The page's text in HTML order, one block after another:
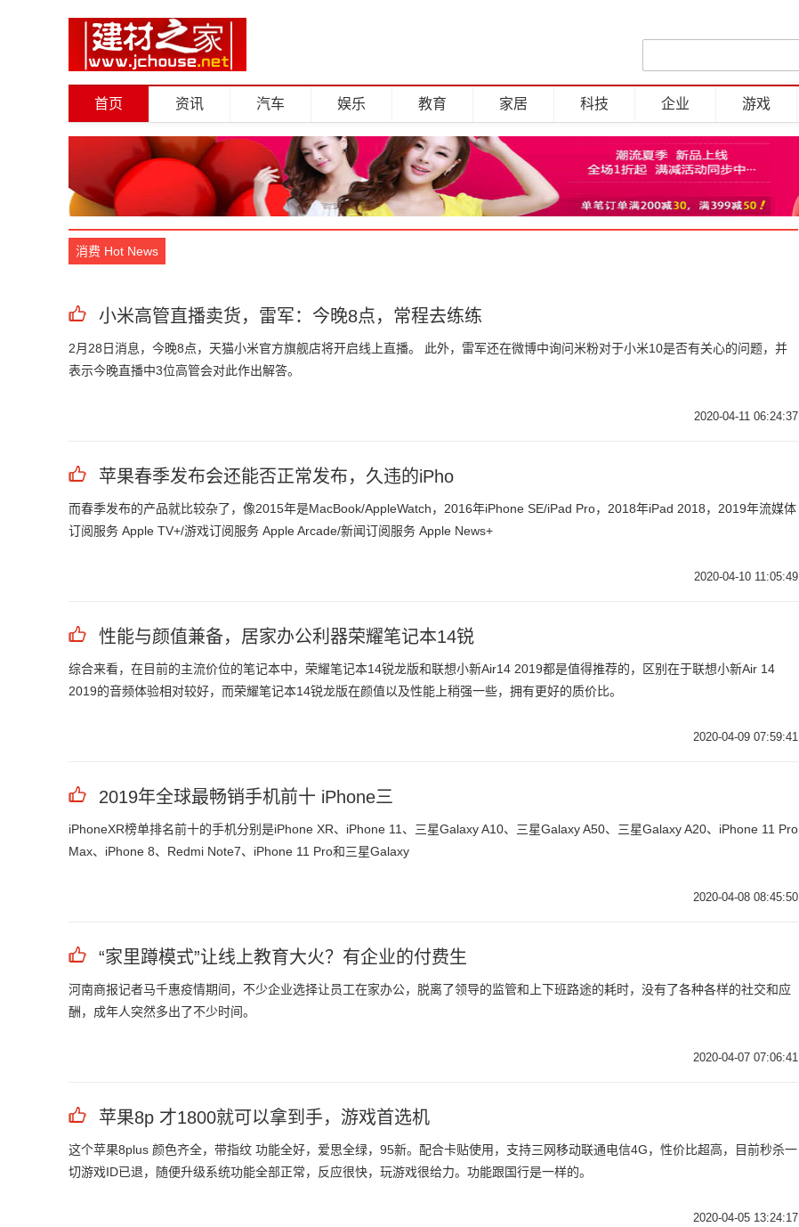
首页 资讯 汽车 娱乐 教育 家居 科技 企业 游戏
消费 Hot News
小米高管直播卖货，雷军：今晚8点，常程去练练
2月28日消息，今晚8点，天猫小米官方旗舰店将开启线上直播。 此外，雷军还在微博中询问米粉对于小米10是否有关心的问题，并
表示今晚直播中3位高管会对此作出解答。
2020-04-11 06:24:37
苹果春季发布会还能否正常发布，久违的iPho
而春季发布的产品就比较杂了，像2015年是MacBook/AppleWatch，2016年iPhone SE/iPad Pro，2018年iPad 2018，2019年流媒体
订阅服务 Apple TV+/游戏订阅服务 Apple Arcade/新闻订阅服务 Apple News+
2020-04-10 11:05:49
性能与颜值兼备，居家办公利器荣耀笔记本14锐
综合来看，在目前的主流价位的笔记本中，荣耀笔记本14锐龙版和联想小新Air14 2019都是值得推荐的，区别在于联想小新Air 14
2019的音频体验相对较好，而荣耀笔记本14锐龙版在颜值以及性能上稍强一些，拥有更好的质价比。
2020-04-09 07:59:41
2019年全球最畅销手机前十 iPhone三
iPhoneXR榜单排名前十的手机分别是iPhone XR、iPhone 11、三星Galaxy A10、三星Galaxy A50、三星Galaxy A20、iPhone 11 Pro
Max、iPhone 8、Redmi Note7、iPhone 11 Pro和三星Galaxy
2020-04-08 08:45:50
“家里蹲模式”让线上教育大火？有企业的付费生
河南商报记者马千惠疫情期间，不少企业选择让员工在家办公，脱离了领导的监管和上下班路途的耗时，没有了各种各样的社交和应
酬，成年人突然多出了不少时间。
2020-04-07 07:06:41
苹果8p 才1800就可以拿到手，游戏首选机
这个苹果8plus 颜色齐全，带指纹 功能全好，爱思全绿，95新。配合卡贴使用，支持三网移动联通电信4G，性价比超高，目前秒杀一
切游戏ID已退，随便升级系统功能全部正常，反应很快，玩游戏很给力。功能跟国行是一样的。
2020-04-05 13:24:17